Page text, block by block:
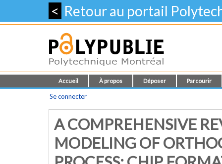
< Retour au portail
Accueil À propos Déposer Parcourir
Se connecter
A COMPREHENSIVE
MODELING OF